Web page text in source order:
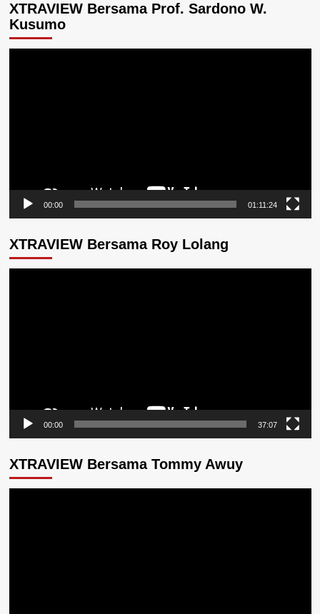
XTRAVIEW Bersama Prof. Sardono W.
Kusumo
00:00 01:11:24
XTRAVIEW Bersama Roy Lolang
00:00 37:07
XTRAVIEW Bersama Tommy Awuy